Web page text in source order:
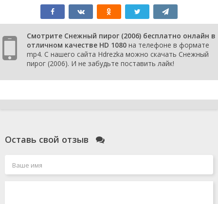
Смотрите Снежный пирог (2006) бесплатно онлайн в
отличном качестве HD 1080 на телефоне в формате
mp4. С нашего сайта Hdrezka можно скачать Снежный
пирог (2006). И не забудьте поставить лайк!
Оставь свой отзыв